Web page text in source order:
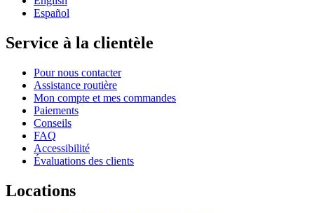
Español
Service à la clientèle
Pour nous contacter
Assistance routière
Mon compte et mes commandes
Paiements
Conseils
FAQ
Accessibilité
Évaluations des clients
Locations